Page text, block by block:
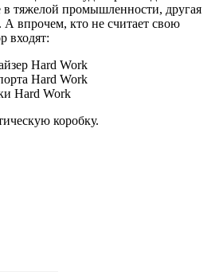
тяжелой промышленности, другая
впрочем, кто не считает свою
входят:
Hard Work
Hard Work
Hard Work
коробку.